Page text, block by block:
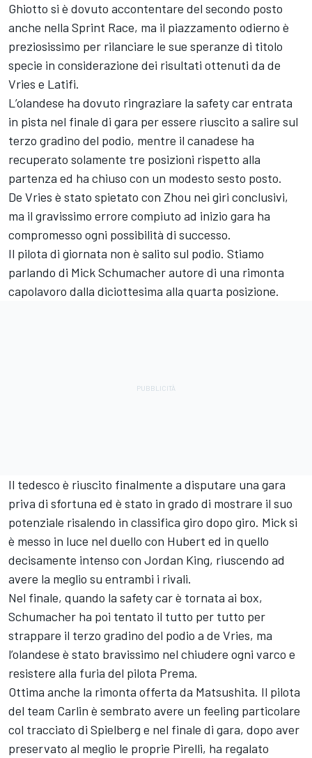
Ghiotto si è dovuto accontentare del secondo posto
anche nella Sprint Race, ma il piazzamento odierno è
preziosissimo per rilanciare le sue speranze di titolo
specie in considerazione dei risultati ottenuti da de
Vries e Latifi.
L’olandese ha dovuto ringraziare la safety car entrata
in pista nel finale di gara per essere riuscito a salire sul
terzo gradino del podio, mentre il canadese ha
recuperato solamente tre posizioni rispetto alla
partenza ed ha chiuso con un modesto sesto posto.
De Vries è stato spietato con Zhou nei giri conclusivi,
ma il gravissimo errore compiuto ad inizio gara ha
compromesso ogni possibilità di successo.
Il pilota di giornata non è salito sul podio. Stiamo
parlando di Mick Schumacher autore di una rimonta
capolavoro dalla diciottesima alla quarta posizione.
Il tedesco è riuscito finalmente a disputare una gara
priva di sfortuna ed è stato in grado di mostrare il suo
potenziale risalendo in classifica giro dopo giro. Mick si
è messo in luce nel duello con Hubert ed in quello
decisamente intenso con Jordan King, riuscendo ad
avere la meglio su entrambi i rivali.
Nel finale, quando la safety car è tornata ai box,
Schumacher ha poi tentato il tutto per tutto per
strappare il terzo gradino del podio a de Vries, ma
l’olandese è stato bravissimo nel chiudere ogni varco e
resistere alla furia del pilota Prema.
Ottima anche la rimonta offerta da Matsushita. Il pilota
del team Carlin è sembrato avere un feeling particolare
col tracciato di Spielberg e nel finale di gara, dopo aver
preservato al meglio le proprie Pirelli, ha regalato